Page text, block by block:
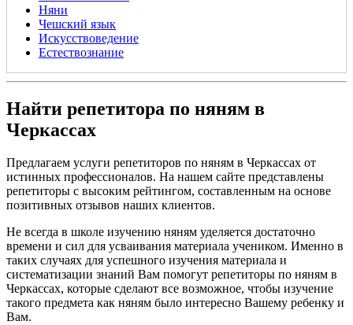
Няни
Чешский язык
Искусствоведение
Естествознание
Найти репетитора по няням в
Черкассах
Предлагаем услуги репетиторов по няням в Черкассах от
истинных профессионалов. На нашем сайте представлены
репетиторы с высоким рейтингом, составленным на основе
позитивных отзывов наших клиентов.
Не всегда в школе изучению няням уделяется достаточно
времени и сил для усваивания материала учеником. Именно в
таких случаях для успешного изучения материала и
систематизации знаний Вам помогут репетиторы по няням в
Черкассах, которые сделают все возможное, чтобы изучение
такого предмета как няням было интересно Вашему ребенку и
Вам.